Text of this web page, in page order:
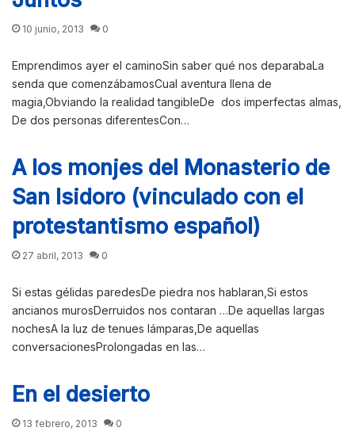
10 junio, 2013 0
Emprendimos ayer el caminoSin saber qué nos deparabaLa
senda que comenzábamosCual aventura llena de
magia,Obviando la realidad tangibleDe dos imperfectas almas,
De dos personas diferentesCon…
A los monjes del Monasterio de
San Isidoro (vinculado con el
protestantismo español)
27 abril, 2013 0
Si estas gélidas paredesDe piedra nos hablaran,Si estos
ancianos murosDerruidos nos contaran …De aquellas largas
nochesA la luz de tenues lámparas,De aquellas
conversacionesProlongadas en las…
En el desierto
13 febrero, 2013 0